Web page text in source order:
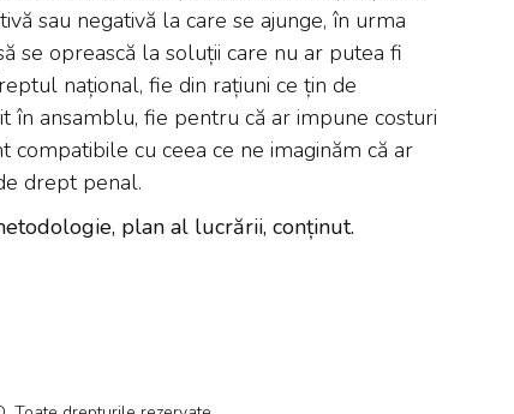
sau negativă la care se ajunge, în urma
se oprească la soluții care nu ar putea fi
național, fie din rațiuni ce țin de
în ansamblu, fie pentru că ar impune costuri
compatibile cu ceea ce ne imaginăm că ar
drept penal.
plan al lucrării, conținut.